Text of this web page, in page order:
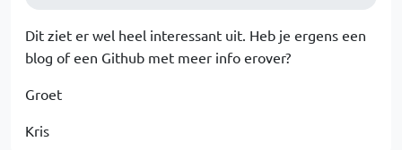
Dit ziet er wel heel interessant uit. Heb je ergens een
blog of een Github met meer info erover?
Groet
Kris